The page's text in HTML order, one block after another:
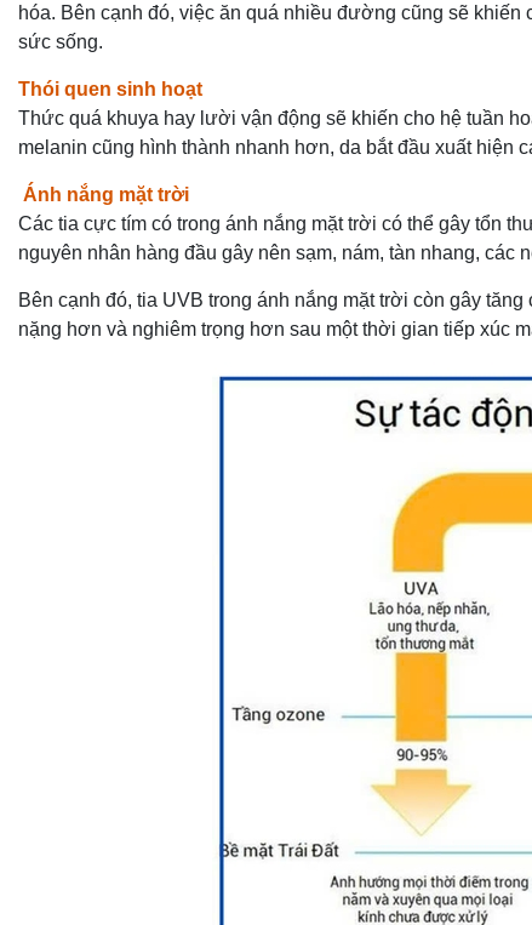
hóa. Bên cạnh đó, việc ăn quá nhiều đường cũng sẽ
sức sống.
Thói quen sinh hoạt
Thức quá khuya hay lười vận động sẽ khiến cho hệ tuần
melanin cũng hình thành nhanh hơn, da bắt đầu xuất hiện
Ánh nắng mặt trời
Các tia cực tím có trong ánh nắng mặt trời có thể gây tổn
nguyên nhân hàng đầu gây nên sạm, nám, tàn nhang, các
Bên cạnh đó, tia UVB trong ánh nắng mặt trời còn gây
nặng hơn và nghiêm trọng hơn sau một thời gian tiếp xúc